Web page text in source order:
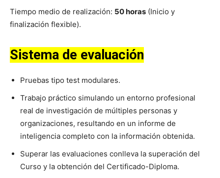
Tiempo medio de realización: 50 horas (Inicio y
finalización flexible).
Sistema de evaluación
Pruebas tipo test modulares.
Trabajo práctico simulando un entorno profesional
real de investigación de múltiples personas y
organizaciones, resultando en un informe de
inteligencia completo con la información obtenida.
Superar las evaluaciones conlleva la superación del
Curso y la obtención del Certificado-Diploma.